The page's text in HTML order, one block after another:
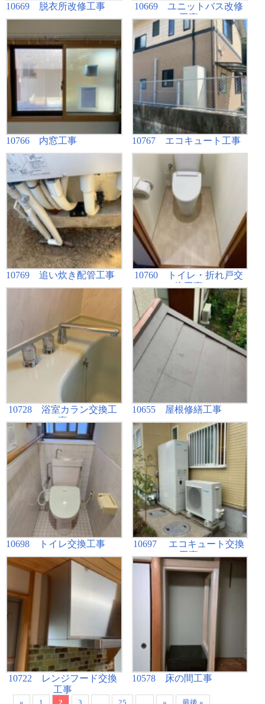
10669 脱衣所改修工事
10669 ユニットバス改修
工事
10766 内窓工事 10767 エコキュート工事
10769 追い炊き配管工事
10760 トイレ・折れ戸交
換工事
10728 浴室カラン交換工
事
10655 屋根修繕工事
10698 トイレ交換工事
10697 エコキュート交換
工事
10722 レンジフード交換
工事
10578 床の間工事